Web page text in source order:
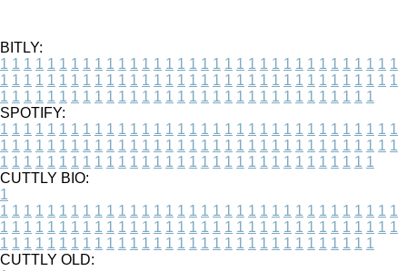
BITLY:
1 1 1 1 1 1 1 1 1 1 1 1 1 1 1 1 1 1 1 1 1 1 1 1 1 1 1 1 1 1 1 1 1 1
1 1 1 1 1 1 1 1 1 1 1 1 1 1 1 1 1 1 1 1 1 1 1 1 1 1 1 1 1 1 1 1 1 1
1 1 1 1 1 1 1 1 1 1 1 1 1 1 1 1 1 1 1 1 1 1 1 1 1 1 1 1 1 1 1 1
SPOTIFY:
1 1 1 1 1 1 1 1 1 1 1 1 1 1 1 1 1 1 1 1 1 1 1 1 1 1 1 1 1 1 1 1 1 1
1 1 1 1 1 1 1 1 1 1 1 1 1 1 1 1 1 1 1 1 1 1 1 1 1 1 1 1 1 1 1 1 1 1
1 1 1 1 1 1 1 1 1 1 1 1 1 1 1 1 1 1 1 1 1 1 1 1 1 1 1 1 1 1 1 1
CUTTLY BIO:
1
1 1 1 1 1 1 1 1 1 1 1 1 1 1 1 1 1 1 1 1 1 1 1 1 1 1 1 1 1 1 1 1 1 1
1 1 1 1 1 1 1 1 1 1 1 1 1 1 1 1 1 1 1 1 1 1 1 1 1 1 1 1 1 1 1 1 1 1
1 1 1 1 1 1 1 1 1 1 1 1 1 1 1 1 1 1 1 1 1 1 1 1 1 1 1 1 1 1 1 1
CUTTLY OLD: